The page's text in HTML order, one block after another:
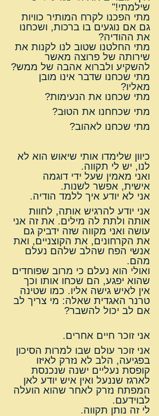
שילמתי!"
מתי הפכנו לקרח המותיר כוויות
גם אם נוגעים בו ברכות, ושכחנו
את ההודיה?
מתי החלטנו שטוב לנו לקנות את
שירותה של פרוצה מאשר
להשקיע ולברוא אהבה של ממש?
מתי שכחנו שדבר אינו מובן
מאליו?
מתי שכחנו את הנעימות?
מתי שכחחנו את הטוּב?
מתי שכחנו לאהוב?
כיוון שלימדו אותי שיאוש הוא לא
לנו, יש לי תקווה.
ואני מאמין שעל ידי דוגמה
אישית, אפשר לשנות.
אני לא יודע איך ללמד הודיה.
אני יודע להרגיש אותה, לחוות
אותה ולתת לה מילים. את זה אני
עושה ואני מקווה שזה ידביק גם
את הקרחונים, את הקוצניים, ואת
אנשי הפח שהלב שלהם נעלם
מהם.
ואולי הוא נעלם כי מרוב שפוחדים
שהוא יפגע, הם שכחו אותו וכך
אין לאיש גישה אליו. כמו שטינה
טרנר האגדית שאלה: מי צריך לב
אם לב יכול להשבר?
אני זוכר חיים אחרים.
אני זוכר עולם שבו למרות הסיכון
בפגיעה, הלב לא נזרק לאיזו
קופסת נעליים ישנה שנכנסת
לארגז שננעל ואין איש יודע לאן
המפתח נזרק לאחר שהוא הועלה
לבוידעם.
לי זה נותן תקווה.